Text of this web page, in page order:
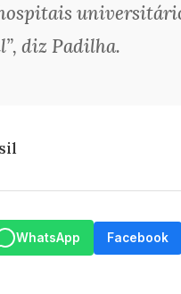
diz Padilha.
WhatsApp Facebook